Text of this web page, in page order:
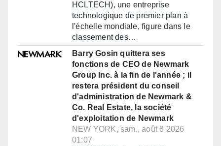
HCLTECH), une entreprise
technologique de premier plan à
l'échelle mondiale, figure dans le
classement des…
Barry Gosin quittera ses
fonctions de CEO de Newmark
Group Inc. à la fin de l'année ; il
restera président du conseil
d'administration de Newmark &
Co. Real Estate, la société
d'exploitation de Newmark
NEW YORK, sam., août 8 2026
01:07